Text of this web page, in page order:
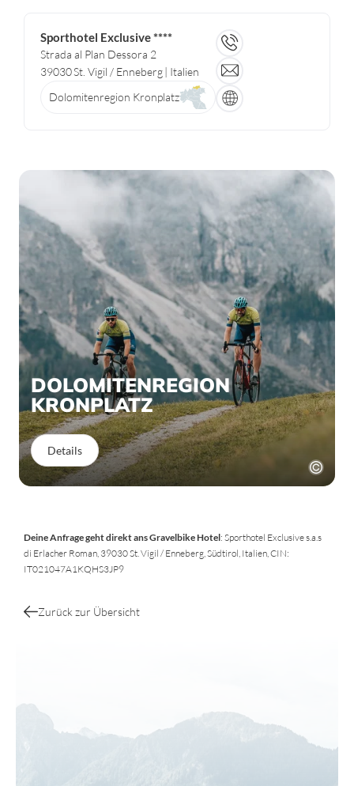
Sporthotel Exclusive ****
Strada al Plan Dessora 2
39030St. Vigil / Enneberg| Italien
Dolomitenregion Kronplatz
DOLOMITENREGION
KRONPLATZ
Details
Deine Anfrage geht direkt ans Gravelbike Hotel: Sporthotel Exclusive s.a.s
di Erlacher Roman, 39030 St. Vigil / Enneberg, Südtirol, Italien, CIN:
IT021047A1KQHS3JP9
Zurück zur Übersicht